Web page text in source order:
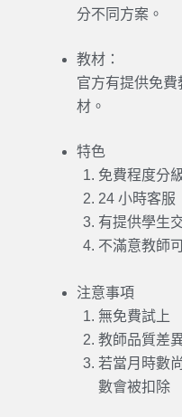
分不同方案。
教材：
官方有提供免
材。
特色
免費程度分
24 小時客服
有提供學生
不滿意教師
注意事項
無免費試上
教師品質差
若當月時數
數會被扣除